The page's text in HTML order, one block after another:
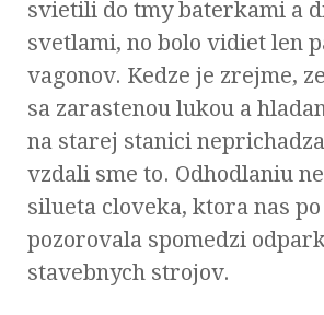
svietili do tmy baterkami a
svetlami, no bolo vidiet len
vagonov. Kedze je zrejme,
sa zarastenou lukou a
na starej stanici
vzdali sme to. Odhodlaniu
silueta cloveka, ktora nas po
pozorovala spomedzi
stavebnych strojov.